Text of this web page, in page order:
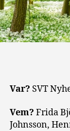
Var? SVT
Vem? Frida
Johnsson,